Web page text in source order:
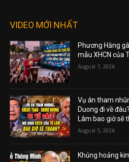
VIDEO MỚI NHẤT
Phương Hằng
mẫu XHCN của
August 7, 2026
Vụ án tham
Duong đi về
Lâm bao giờ sẽ
August 5, 2026
Khủng hoảng